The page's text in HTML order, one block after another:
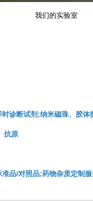
我们的实验室
诊断试剂;纳米磁珠、胶体
抗原
品/对照品;药物杂质定制